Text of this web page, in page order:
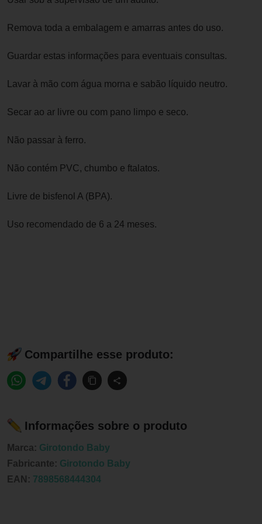
Remova toda a embalagem e amarras antes do uso.
Guardar estas informações para eventuais consultas.
Lavar à mão com água morna e sabão líquido neutro.
Secar ao ar livre ou com pano limpo e seco.
Não passar à ferro.
Não contém PVC, chumbo e ftalatos.
Livre de bisfenol A (BPA).
Uso recomendado de 6 a 24 meses.
Compartilhe esse produto:
Informações sobre o produto
Marca: Girotondo Baby
Fabricante: Girotondo Baby
EAN: 7898568444304